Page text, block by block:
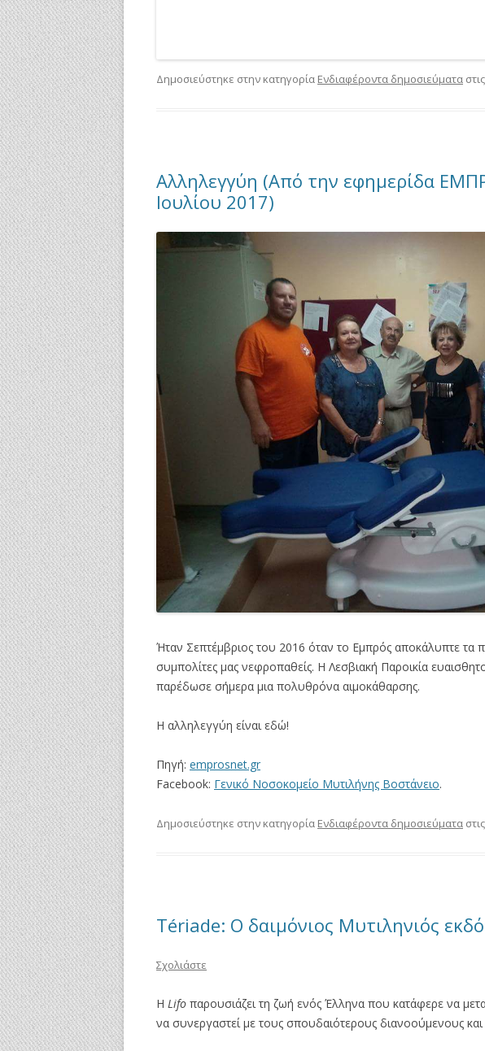
Δημοσιεύστηκε στην κατηγορία Ενδιαφέροντα δημοσιεύματα στις
Αλληλεγγύη (Από την εφημερίδα
Ιουλίου 2017)
Ήταν Σεπτέμβριος του 2016 όταν το Εμπρός αποκάλυπτε τα
συμπολίτες μας νεφροπαθείς. Η Λεσβιακή Παροικία
παρέδωσε σήμερα μια πολυθρόνα αιμοκάθαρσης.
Η αλληλεγγύη είναι εδώ!
Πηγή: emprosnet.gr
Facebook: Γενικό Νοσοκομείο Μυτιλήνης Βοστάνειο.
Δημοσιεύστηκε στην κατηγορία Ενδιαφέροντα δημοσιεύματα στις
Tériade: Ο δαιμόνιος Μυτιληνιός
Σχολιάστε
H Lifo παρουσιάζει τη ζωή ενός Έλληνα που κατάφερε να
να συνεργαστεί με τους σπουδαιότερους διανοούμενους και